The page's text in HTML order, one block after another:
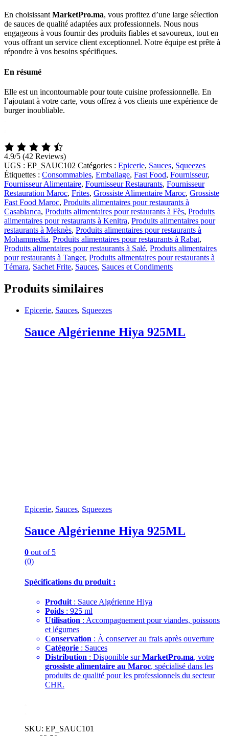
En choisissantMarketPro.ma, vous profitez d’une large sélection
de sauces de qualité adaptées aux professionnels. Nous nous
engageons à vous fournir des produits fiables et savoureux, tout en
vous offrant un service client exceptionnel. Notre équipe est prête à
répondre à vos besoins spécifiques.
En résumé
Elle est un incontournable pour toute cuisine professionnelle. En
l’ajoutant à votre carte, vous offrez à vos clients une expérience de
burger inoubliable.
4.9/5 (42 Reviews)
UGS : EP_SAUC102 Catégories : Epicerie, Sauces, Squeezes
Étiquettes : Consommables, Emballage, Fast Food, Fournisseur,
Fournisseur Alimentaire, Fournisseur Restaurants, Fournisseur
Restauration Maroc, Frites, Grossiste Alimentaire Maroc, Grossiste
Fast Food Maroc, Produits alimentaires pour restaurants à
Casablanca, Produits alimentaires pour restaurants à Fès, Produits
alimentaires pour restaurants à Kenitra, Produits alimentaires pour
restaurants à Meknès, Produits alimentaires pour restaurants à
Mohammedia, Produits alimentaires pour restaurants à Rabat,
Produits alimentaires pour restaurants à Salé, Produits alimentaires
pour restaurants à Tanger, Produits alimentaires pour restaurants à
Témara, Sachet Frite, Sauces, Sauces et Condiments
Produits similaires
Epicerie, Sauces, Squeezes
Sauce Algérienne Hiya 925ML
Epicerie, Sauces, Squeezes
Sauce Algérienne Hiya 925ML
0 out of 5
(0)
Spécifications du produit :
Produit : Sauce Algérienne Hiya
Poids : 925 ml
Utilisation : Accompagnement pour viandes, poissons
et légumes
Conservation : À conserver au frais après ouverture
Catégorie : Sauces
Distribution : Disponible surMarketPro.ma, votre
grossiste alimentaire au Maroc, spécialisé dans les
produits de qualité pour les professionnels du secteur
CHR.
SKU: EP_SAUC101